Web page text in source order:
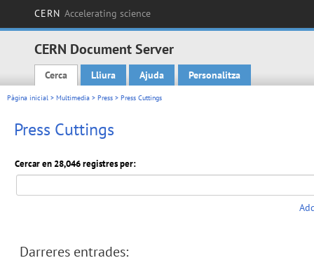
CERN Accelerating science
CERN Document Server
Main menu
Cerca Lliura Ajuda Personalitza
Pàgina inicial > Multimedia > Press > Press Cuttings
Press Cuttings
Cercar en 28,046 registres per:
Darreres entrades: